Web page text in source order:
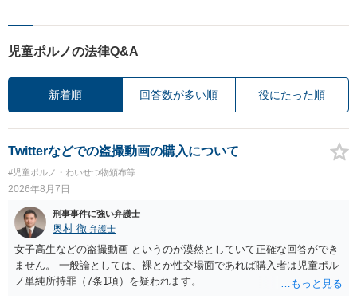
児童ポルノの法律Q&A
新着順 回答数が多い順 役にたった順
Twitterなどでの盗撮動画の購入について
#児童ポルノ・わいせつ物頒布等
2026年8月7日
刑事事件に強い弁護士
奥村 徹 弁護士
女子高生などの盗撮動画 というのが漠然としていて正確な回答ができ
ません。 一般論としては、裸とか性交場面であれば購入者は児童ポル
ノ単純所持罪（7条1項）を疑われます。